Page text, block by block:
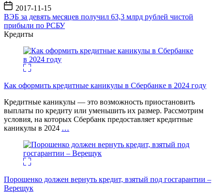
Дата
записи
2017-11-15
ВЭБ за девять месяцев получил 63,3 млрд рублей чистой
прибыли по РСБУ
Кредиты
Как оформить кредитные каникулы в Сбербанке в 2024 году
Кредитные каникулы — это возможность приостановить
выплаты по кредиту или уменьшить их размер. Рассмотрим
условия, на которых Сбербанк предоставляет кредитные
каникулы в 2024 …
Порошенко должен вернуть кредит, взятый под госгарантии –
Верещук